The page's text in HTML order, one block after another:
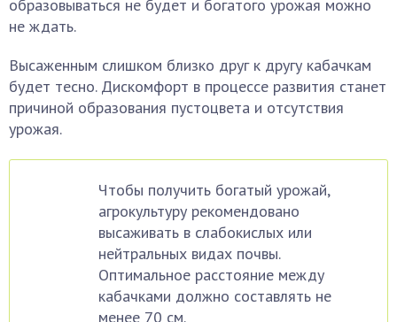
образовываться не будет и богатого урожая можно
не ждать.
Высаженным слишком близко друг к другу кабачкам
будет тесно. Дискомфорт в процессе развития станет
причиной образования пустоцвета и отсутствия
урожая.
Чтобы получить богатый урожай,
агрокультуру рекомендовано
высаживать в слабокислых или
нейтральных видах почвы.
Оптимальное расстояние между
кабачками должно составлять не
менее 70 см.